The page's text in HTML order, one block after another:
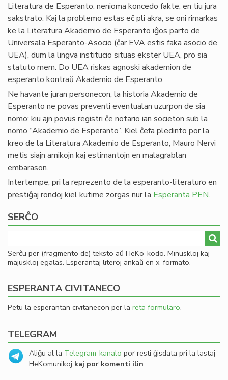
Literatura de Esperanto: nenioma koncedo fakte, en tiu jura
sakstrato. Kaj la problemo estas eĉ pli akra, se oni rimarkas
ke la Literatura Akademio de Esperanto iĝos parto de
Universala Esperanto-Asocio (ĉar EVA estis faka asocio de
UEA), dum la lingva institucio situas ekster UEA, pro sia
statuto mem. Do UEA riskas agnoski akademion de
esperanto kontraŭ Akademio de Esperanto.
Ne havante juran personecon, la historia Akademio de
Esperanto ne povas preventi eventualan uzurpon de sia
nomo: kiu ajn povus registri ĉe notario ian societon sub la
nomo “Akademio de Esperanto”. Kiel ĉefa pledinto por la
kreo de la Literatura Akademio de Esperanto, Mauro Nervi
metis siajn amikojn kaj estimantojn en malagrablan
embarason.
Intertempe, pri la reprezento de la esperanto-literaturo en
prestiĝaj rondoj kiel kutime zorgas nur la Esperanta PEN.
SERĈO
Serĉu per (fragmento de) teksto aŭ HeKo-kodo. Minuskloj kaj
majuskloj egalas. Esperantaj literoj ankaŭ en x-formato.
ESPERANTA CIVITANECO
Petu la esperantan civitanecon per la reta formularo.
TELEGRAM
Aliĝu al la Telegram-kanalo por resti ĝisdata pri la lastaj
HeKomunikoj kaj por komenti ilin.